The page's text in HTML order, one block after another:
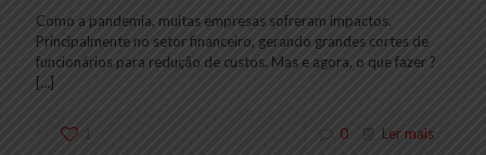
Como a pandemia, muitas empresas sofreram impactos.
Principalmente no setor financeiro, gerando grandes cortes de
funcionários para redução de custos. Mas e agora, o que fazer ?
[…]
1 0 Ler mais